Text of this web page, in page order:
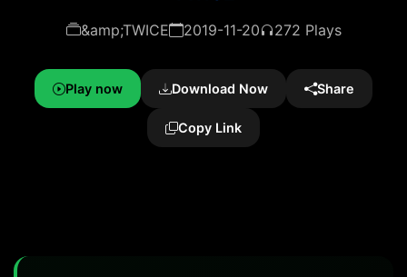
&amp;TWICE 2019-11-20 272 Plays
Play now Download Now Share
Copy Link